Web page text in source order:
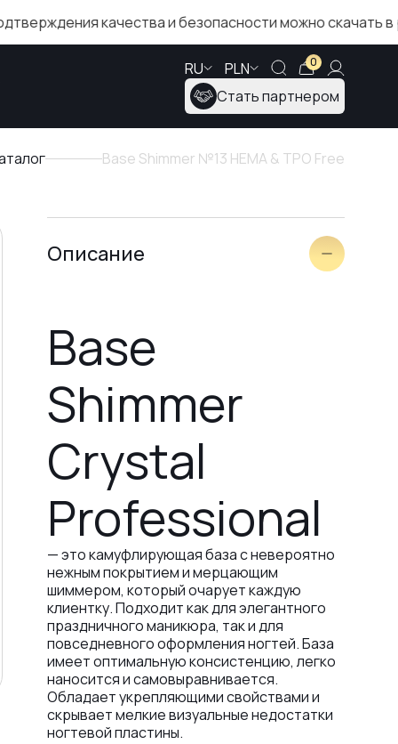
и безопасности можно скачать в разделе
RU PLN 0
Стать партнером
Base Shimmer №13 HEMA & TPO Free
Описание
Base
Shimmer
Crystal
Professional
— это камуфлирующая база с невероятно
нежным покрытием и мерцающим
шиммером, который очарует каждую
клиентку. Подходит как для элегантного
праздничного маникюра, так и для
повседневного оформления ногтей. База
имеет оптимальную консистенцию, легко
наносится и самовыравнивается.
Обладает укрепляющими свойствами и
скрывает мелкие визуальные недостатки
ногтевой пластины.